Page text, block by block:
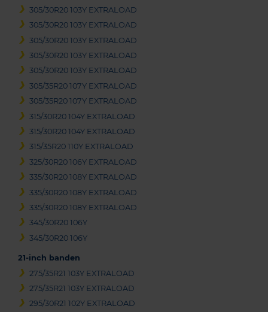
305/30R20 103Y EXTRALOAD
305/30R20 103Y EXTRALOAD
305/30R20 103Y EXTRALOAD
305/30R20 103Y EXTRALOAD
305/30R20 103Y EXTRALOAD
305/35R20 107Y EXTRALOAD
305/35R20 107Y EXTRALOAD
315/30R20 104Y EXTRALOAD
315/30R20 104Y EXTRALOAD
315/35R20 110Y EXTRALOAD
325/30R20 106Y EXTRALOAD
335/30R20 108Y EXTRALOAD
335/30R20 108Y EXTRALOAD
335/30R20 108Y EXTRALOAD
345/30R20 106Y
345/30R20 106Y
21-inch banden
275/35R21 103Y EXTRALOAD
275/35R21 103Y EXTRALOAD
295/30R21 102Y EXTRALOAD